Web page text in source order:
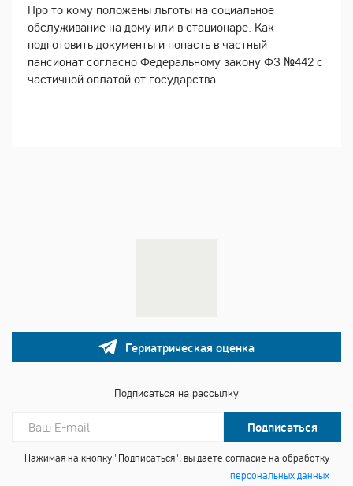
Про то кому положены льготы на социальное
обслуживание на дому или в стационаре. Как
подготовить документы и попасть в частный
пансионат согласно Федеральному закону ФЗ №442 с
частичной оплатой от государства.
Гериатрическая оценка
Подписаться на рассылку
Подписаться
Нажимая на кнопку "Подписаться", вы даете согласие на обработку
персональных данных